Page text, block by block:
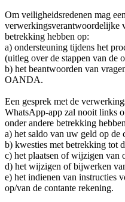
Om veiligheidsredenen mag
verwerkingsverantwoordelijke
betrekking hebben op:
a) ondersteuning tijdens het
(uitleg over de stappen van de
b) het beantwoorden van
OANDA.
Een gesprek met de
WhatsApp-app zal nooit links
onder andere betrekking
a) het saldo van uw geld op de
b) kwesties met betrekking tot
c) het plaatsen of wijzigen van
d) het wijzigen of bijwerken
e) het indienen van instructies
op/van de contante rekening.